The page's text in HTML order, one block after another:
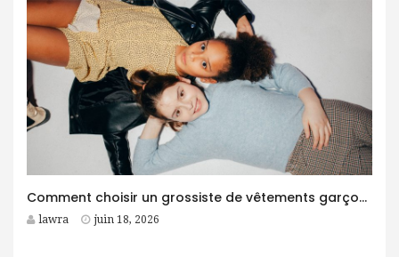
Comment choisir un grossiste de vêtements garçon fiable pour son business ?
lawra juin 18, 2026